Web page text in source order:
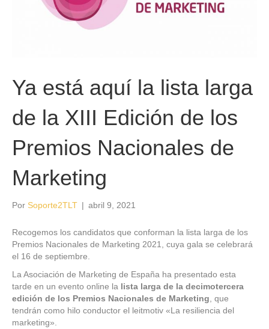
Ya está aquí la lista larga
de la XIII Edición de los
Premios Nacionales de
Marketing
Por Soporte2TLT | abril 9, 2021
Recogemos los candidatos que conforman la lista larga de los
Premios Nacionales de Marketing 2021, cuya gala se celebrará
el 16 de septiembre.
La Asociación de Marketing de España ha presentado esta
tarde en un evento online la lista larga de la decimotercera
edición de los Premios Nacionales de Marketing , que
tendrán como hilo conductor el leitmotiv «La resiliencia del
marketing».